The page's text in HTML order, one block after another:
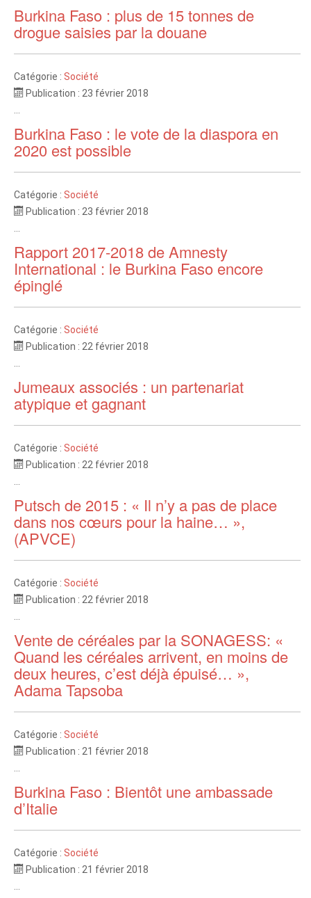
Burkina Faso : plus de 15 tonnes de
drogue saisies par la douane
Catégorie : Société
Publication : 23 février 2018
Burkina Faso : le vote de la diaspora en
2020 est possible
Catégorie : Société
Publication : 23 février 2018
Rapport 2017-2018 de Amnesty
International : le Burkina Faso encore
épinglé
Catégorie : Société
Publication : 22 février 2018
Jumeaux associés : un partenariat
atypique et gagnant
Catégorie : Société
Publication : 22 février 2018
Putsch de 2015 : « Il n’y a pas de place
dans nos cœurs pour la haine… »,
(APVCE)
Catégorie : Société
Publication : 22 février 2018
Vente de céréales par la SONAGESS: «
Quand les céréales arrivent, en moins de
deux heures, c’est déjà épuisé… »,
Adama Tapsoba
Catégorie : Société
Publication : 21 février 2018
Burkina Faso : Bientôt une ambassade
d’Italie
Catégorie : Société
Publication : 21 février 2018